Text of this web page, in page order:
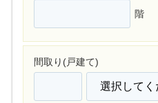
階
間取り(戸建て)